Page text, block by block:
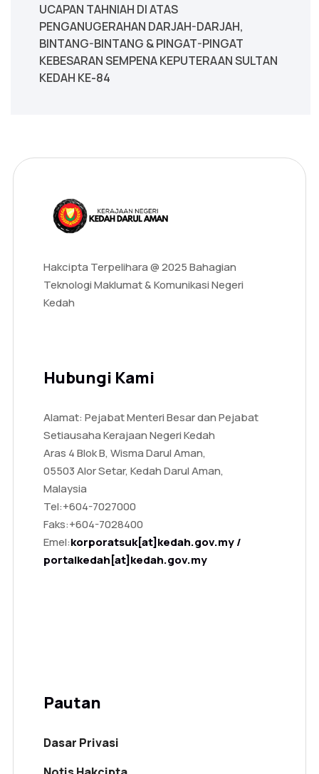
UCAPAN TAHNIAH DI ATAS
PENGANUGERAHAN DARJAH-DARJAH,
BINTANG-BINTANG & PINGAT-PINGAT
KEBESARAN SEMPENA KEPUTERAAN SULTAN
KEDAH KE-84
Hakcipta Terpelihara @ 2025 Bahagian
Teknologi Maklumat & Komunikasi Negeri
Kedah
Hubungi Kami
Alamat: Pejabat Menteri Besar dan Pejabat
Setiausaha Kerajaan Negeri Kedah
Aras 4 Blok B, Wisma Darul Aman,
05503 Alor Setar, Kedah Darul Aman,
Malaysia
Tel:+604-7027000
Faks:+604-7028400
Emel:korporatsuk[at]kedah.gov.my /
portalkedah[at]kedah.gov.my
Pautan
Dasar Privasi